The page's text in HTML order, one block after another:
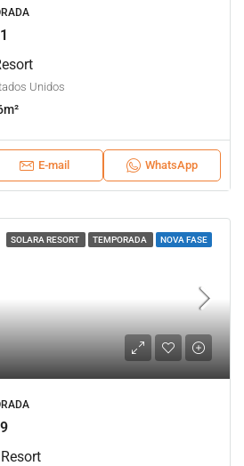
Unidos
m²
E-mail WhatsApp
SOLARA RESORT TEMPORADA NOVA FASE